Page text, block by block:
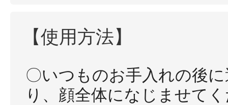
【使用方法】
〇いつものお手入れの後
り、顔全体になじませて